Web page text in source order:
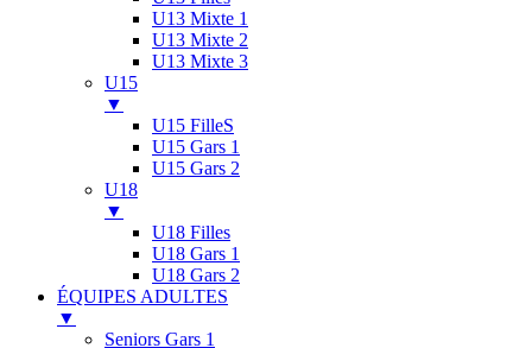
U13 Mixte 1
U13 Mixte 2
U13 Mixte 3
U15
▼
U15 FilleS
U15 Gars 1
U15 Gars 2
U18
▼
U18 Filles
U18 Gars 1
U18 Gars 2
ÉQUIPES ADULTES
▼
Seniors Gars 1